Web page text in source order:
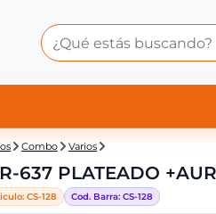
Combo Varios
637 PLATEADO
CS-128 Cod. Barra: CS-128